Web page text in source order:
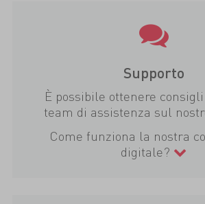
Supporto
È possibile ottenere
team di assistenza sul
Come funziona la nostra
digitale?